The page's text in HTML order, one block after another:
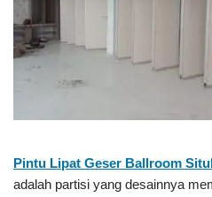
Pintu Lipat Geser Ballroom
adalah partisi yang desainnya